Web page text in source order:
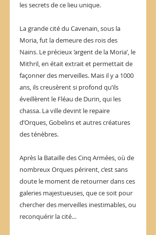
les secrets de ce lieu unique.
La grande cité du Cavenain, sous la
Moria, fut la demeure des rois des
Nains. Le précieux ‘argent de la Moria’, le
Mithril, en était extrait et permettait de
façonner des merveilles. Mais il y a 1000
ans, ils creusèrent si profond qu’ils
éveillèrent le Fléau de Durin, qui les
chassa. La ville devint le repaire
d’Orques, Gobelins et autres créatures
des ténèbres.
Après la Bataille des Cinq Armées, où de
nombreux Orques périrent, c’est sans
doute le moment de retourner dans ces
galeries majestueuses, que ce soit pour
chercher des merveilles inestimables, ou
reconquérir la cité…